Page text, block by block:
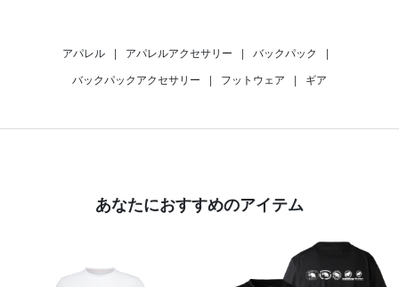
アパレル | アパレルアクセサリー | バックパック
|
バックパックアクセサリー
| フットウェア | ギア
あなたにおすすめのアイテム